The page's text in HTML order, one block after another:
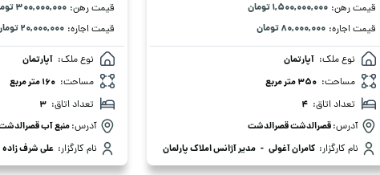
قیمت رهن: ۱,۵۰۰,۰۰۰,۰۰۰ تومان
قیمت اجاره: ۸۰,۰۰۰,۰۰۰ تومان
نوع ملک: آپارتمان
مساحت: 350 متر مربع
تعداد اتاق: 4
آدرس:قصرالدشت قصرالدشت
نام کارگزار: کامران آغولی - مدیر آژانس املاک پارلمان
قیمت رهن: ۳۰۰,۰۰۰,۰۰۰ تومان
قیمت اجاره: ۲۰,۰۰۰,۰۰۰ تومان
نوع ملک: آپارتمان
مساحت: 160 متر مربع
تعداد اتاق: 3
آدرس:منبع آب
نام کارگزار: علی شرف زاده